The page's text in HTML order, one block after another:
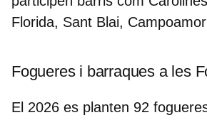
Florida, Sant Blai,
Fogueres i barraques a les
El 2026 es planten 92